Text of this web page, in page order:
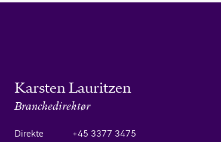
Karsten Lauritzen
Branchedirektør
Direkte
+45 3377 3475